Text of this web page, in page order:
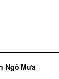
Ngõ Mưa